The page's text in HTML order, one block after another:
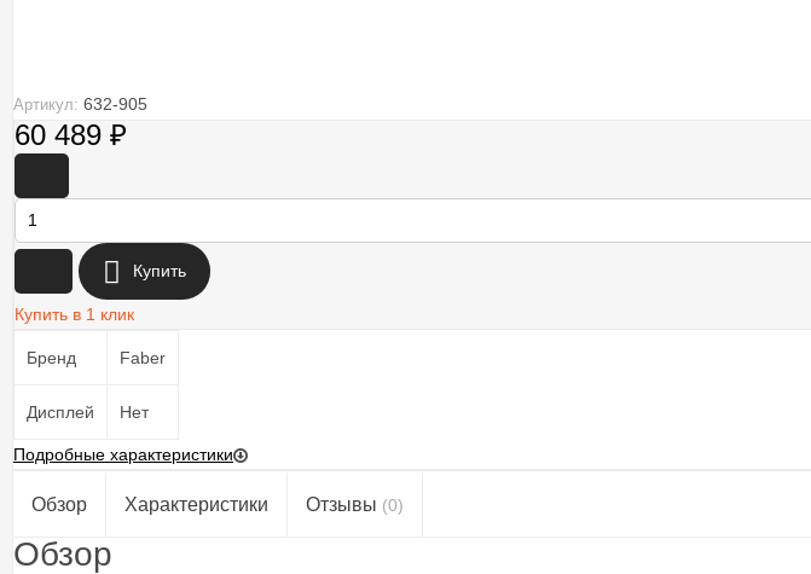
Артикул: 632-905
60 489 ₽
Купить
Купить в 1 клик
Бренд Faber
Дисплей Нет
Подробные характеристики
Обзор Характеристики Отзывы (0)
Обзор